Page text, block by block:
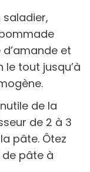
saladier,
et
tout jusqu’à
de la
de 2 à 3
pâte. Ôtez
de pâte à